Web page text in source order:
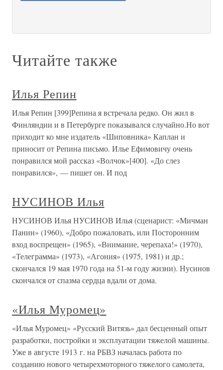
Читайте также
Илья Репин
Илья Репин [399]Репина я встречала редко. Он жил в
Финляндии и в Петербурге показывался случайно.Но вот
приходит ко мне издатель «Шиповника» Каплан и
приносит от Репина письмо. Илье Ефимовичу очень
понравился мой рассказ «Волчок»[400]. «До слез
понравился», — пишет он. И под
НУСИНОВ Илья
НУСИНОВ Илья НУСИНОВ Илья (сценарист: «Мичман
Панин» (1960), «Добро пожаловать, или Посторонним
вход воспрещен» (1965), «Внимание, черепаха!» (1970),
«Телеграмма» (1973), «Агония» (1975, 1981) и др.;
скончался 19 мая 1970 года на 51-м году жизни). Нусинов
скончался от спазма сердца вдали от дома.
«Илья Муромец»
«Илья Муромец» «Русский Витязь» дал бесценный опыт
разработки, постройки и эксплуатации тяжелой машины.
Уже в августе 1913 г. на РБВЗ началась работа по
созданию нового четырехмоторного тяжелого самолета,